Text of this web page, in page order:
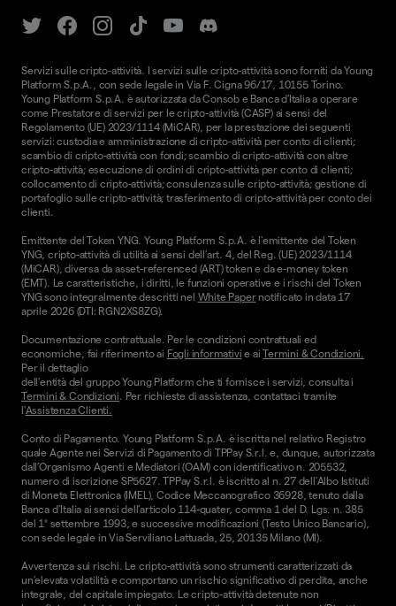
Servizi sulle cripto-attività. I servizi sulle cripto-attività sono forniti da Young
Platform S.p.A., con sede legale in Via F. Cigna 96/17, 10155 Torino.
Young Platform S.p.A. è autorizzata da Consob e Banca d'Italia a operare
come Prestatore di servizi per le cripto-attività (CASP) ai sensi del
Regolamento (UE) 2023/1114 (MiCAR), per la prestazione dei seguenti
servizi: custodia e amministrazione di cripto-attività per conto di clienti;
scambio di cripto-attività con fondi; scambio di cripto-attività con altre
cripto-attività; esecuzione di ordini di cripto-attività per conto di clienti;
collocamento di cripto-attività; consulenza sulle cripto-attività; gestione di
portafoglio sulle cripto-attività; trasferimento di cripto-attività per conto dei
clienti.
Emittente del Token YNG. Young Platform S.p.A. è l'emittente del Token
YNG, cripto-attività di utilità ai sensi dell'art. 4, del Reg. (UE) 2023/1114
(MiCAR), diversa da asset-referenced (ART) token e da e-money token
(EMT). Le caratteristiche, i diritti, le funzioni operative e i rischi del Token
YNG sono integralmente descritti nel White Papernotificato in data 17
aprile 2026 (DTI: RGN2XS8ZG).
Documentazione contrattuale. Per le condizioni contrattuali ed
economiche, fai riferimento ai Fogli informativi e aiTermini & Condizioni.
Per il dettaglio
dell'entità del gruppo Young Platform che ti fornisce i servizi, consulta i
Termini & Condizioni. Per richieste di assistenza, contattaci tramite
l'Assistenza Clienti.
Conto di Pagamento. Young Platform S.p.A. è iscritta nel relativo Registro
quale Agente nei Servizi di Pagamento di TPPay S.r.l. e, dunque, autorizzata
dall’Organismo Agenti e Mediatori (OAM) con identificativo n. 205532,
numero di iscrizione SP5627. TPPay S.r.l. è iscritto al n. 27 dell’Albo Istituti
di Moneta Elettronica (IMEL), Codice Meccanografico 36928, tenuto dalla
Banca d’Italia ai sensi dell’articolo 114-quater, comma 1 del D. Lgs. n. 385
del 1° settembre 1993, e successive modificazioni (Testo Unico Bancario),
con sede legale in Via Serviliano Lattuada, 25, 20135 Milano (MI).
Avvertenza sui rischi. Le cripto-attività sono strumenti caratterizzati da
un'elevata volatilità e comportano un rischio significativo di perdita, anche
integrale, del capitale impiegato. Le cripto-attività detenute non